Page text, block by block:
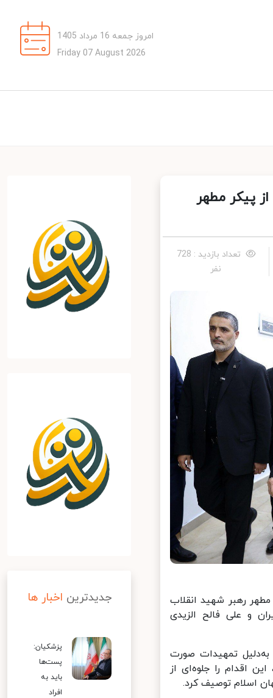
امروز جمعه 16 مرداد 1405
Friday 07 August 2026
پیکر مطهر
تعداد بازدید : 728
نفر
رهبر شهید انقلاب
و علی فالح الزیدی
تمهیدات صورت
اقدام را جلوه‌ای از
اسلام توصیف کرد.
جدیدترین اخبار ها
پزشکیان:
پست‌ها
باید به
افراد